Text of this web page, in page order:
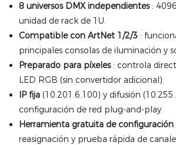
8 universos DMX independientes:
unidad de rack de 1U.
Compatible con ArtNet 1/2/3:
principales consolas de iluminación y
Preparado para píxeles: controla
LED RGB (sin convertidor adicional).
IP fija(10.201.6.100) y difusión
configuración de red plug-and-play.
Herramienta gratuita de configuración
reasignación y prueba rápida de